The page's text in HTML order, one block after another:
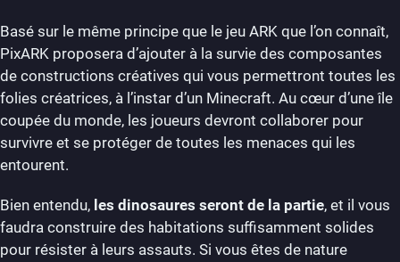
Basé sur le même principe que le jeu ARK que l’on connaît,
PixARK proposera d’ajouter à la survie des composantes
de constructions créatives qui vous permettront toutes les
folies créatrices, à l’instar d’un Minecraft. Au cœur d’une île
coupée du monde, les joueurs devront collaborer pour
survivre et se protéger de toutes les menaces qui les
entourent.
Bien entendu, les dinosaures seront de la partie, et il vous
faudra construire des habitations suffisamment solides
pour résister à leurs assauts. Si vous êtes de nature